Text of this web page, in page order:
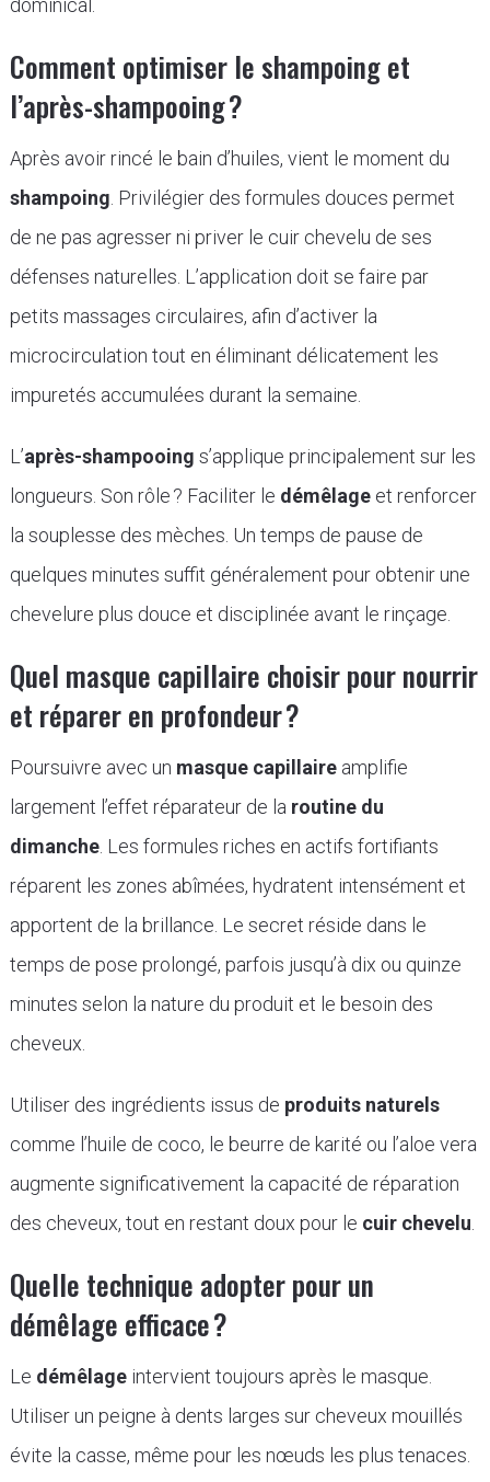
dominical.
Comment optimiser le shampoing et
l’après-shampooing ?
Après avoir rincé le bain d’huiles, vient le moment du
shampoing . Privilégier des formules douces permet
de ne pas agresser ni priver le cuir chevelu de ses
défenses naturelles. L’application doit se faire par
petits massages circulaires, afin d’activer la
microcirculation tout en éliminant délicatement les
impuretés accumulées durant la semaine.
L’après-shampooing s’applique principalement sur les
longueurs. Son rôle ? Faciliter le démêlageet renforcer
la souplesse des mèches. Un temps de pause de
quelques minutes suffit généralement pour obtenir une
chevelure plus douce et disciplinée avant le rinçage.
Quel masque capillaire choisir pour nourrir
et réparer en profondeur ?
Poursuivre avec un masque capillaireamplifie
largement l’effet réparateur de la routine du
dimanche. Les formules riches en actifs fortifiants
réparent les zones abîmées, hydratent intensément et
apportent de la brillance. Le secret réside dans le
temps de pose prolongé, parfois jusqu’à dix ou quinze
minutes selon la nature du produit et le besoin des
cheveux.
Utiliser des ingrédients issus de produits naturels
comme l’huile de coco, le beurre de karité ou l’aloe vera
augmente significativement la capacité de réparation
des cheveux, tout en restant doux pour le cuir chevelu
Quelle technique adopter pour un
démêlage efficace ?
Le démêlageintervient toujours après le masque.
Utiliser un peigne à dents larges sur cheveux mouillés
évite la casse, même pour les nœuds les plus tenaces.